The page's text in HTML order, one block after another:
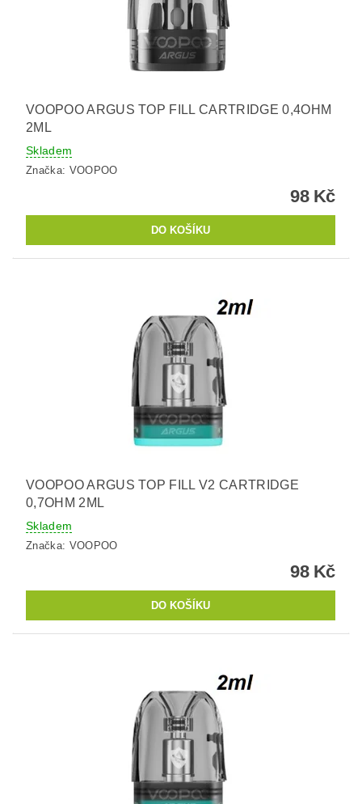
VOOPOO ARGUS TOP FILL CARTRIDGE 0,4OHM
2ML
Skladem
Značka: VOOPOO
98 Kč
VOOPOO ARGUS TOP FILL V2 CARTRIDGE
0,7OHM 2ML
Skladem
Značka: VOOPOO
98 Kč